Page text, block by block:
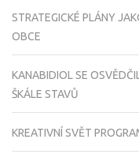
STRATEGICKÉ PLÁNY
OBCE
KANABIDIOL SE
ŠKÁLE STAVŮ
KREATIVNÍ SVĚT